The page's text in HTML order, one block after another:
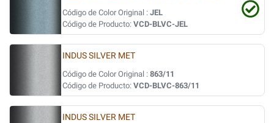
Código de Color Original : JEL
Código de Producto: VCD-BLVC-JEL
INDUS SILVER MET
Código de Color Original : 863/11
Código de Producto: VCD-BLVC-863/11
INDUS SILVER MET